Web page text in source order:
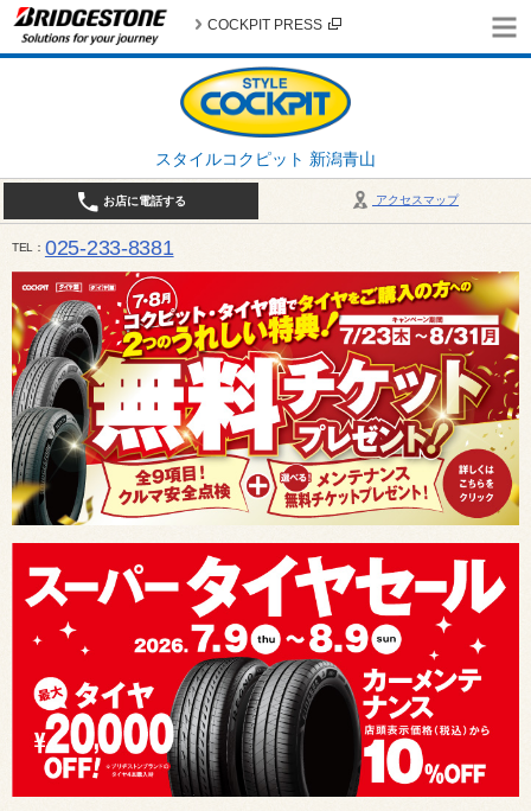
スタイルコクピット 新潟青山
COCKPIT PRESS
アクセスマップ
お店に電話する
TEL 025-233-8381
営業時間は10:00～18:30 作業、商談受付は10:00〜18:00です。 / 定休日：2026年 8月のお休み
（日曜日）、19日（水曜日）26日（水曜日）